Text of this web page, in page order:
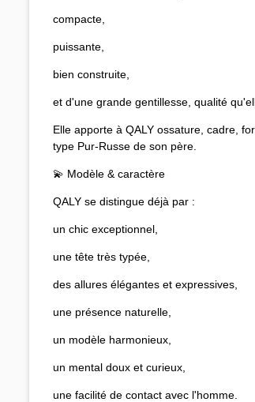
compacte,
puissante,
bien construite,
et d'une grande gentillesse, qualité
Elle apporte à QALY ossature, cadre,
type Pur‑Russe de son père.
💫 Modèle & caractère
QALY se distingue déjà par :
un chic exceptionnel,
une tête très typée,
des allures élégantes et expressives,
une présence naturelle,
un modèle harmonieux,
un mental doux et curieux,
une facilité de contact avec l'homme.